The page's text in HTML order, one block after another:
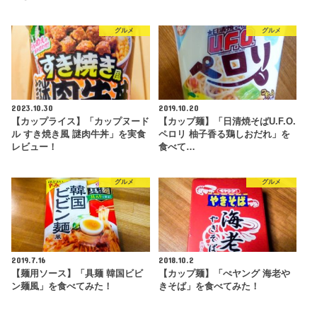
グルメ
2023.10.30
【カップライス】「カップヌード
ル すき焼き風 謎肉牛丼」を実食
レビュー！
グルメ
2019.10.20
【カップ麺】「日清焼そばU.F.O.
ペロリ 柚子香る鶏しおだれ」を
食べて…
グルメ
2019.7.16
【麺用ソース】「具麺 韓国ビビ
ン麺風」を食べてみた！
グルメ
2018.10.2
【カップ麺】「ぺヤング 海老や
きそば」を食べてみた！